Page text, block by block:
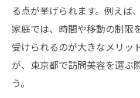
自宅で快適に利用
訪問美容 個人宅向
訪問美容の口コミから
る点が挙げられます。例えば
家庭では、時間や移動の制限
受けられるのが大きなメリッ
が、東京都で訪問美容を選ぶ
う。